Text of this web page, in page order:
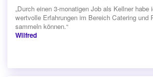
„Durch einen 3-monatigen Job als Kellner habe
wertvolle Erfahrungen im Bereich Catering und
sammeln können.“
Wilfred